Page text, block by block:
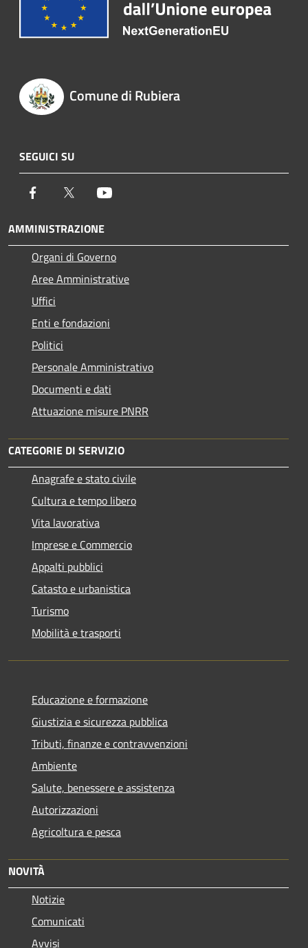
Comune di Rubiera
SEGUICI SU
Facebook Twitter
AMMINISTRAZIONE
Organi di Governo
Aree Amministrative
Uffici
Enti e fondazioni
Politici
Personale Amministrativo
Documenti e dati
Attuazione misure PNRR
CATEGORIE DI SERVIZIO
Anagrafe e stato civile
Cultura e tempo libero
Vita lavorativa
Imprese e Commercio
Appalti pubblici
Catasto e urbanistica
Turismo
Mobilità e trasporti
Educazione e formazione
Giustizia e sicurezza pubblica
Tributi, finanze e contravvenzioni
Ambiente
Salute, benessere e assistenza
Autorizzazioni
Agricoltura e pesca
NOVITÀ
Notizie
Comunicati
Avvisi